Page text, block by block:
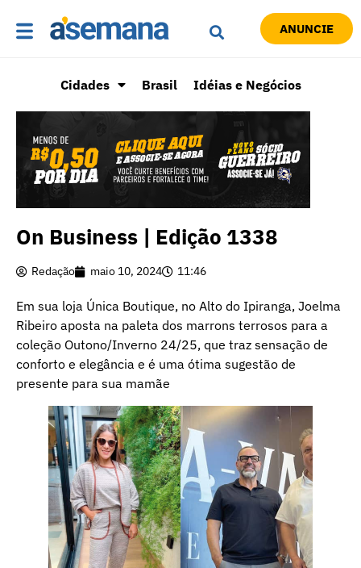
ANUNCIE
Cidades Brasil Idéias e Negócios
On Business | Edição 1338
Redação maio 10, 2024 11:46
Em sua loja Única Boutique, no Alto do Ipiranga, Joelma
Ribeiro aposta na paleta dos marrons terrosos para a
coleção Outono/Inverno 24/25, que traz sensação de
conforto e elegância e é uma ótima sugestão de
presente para sua mamãe